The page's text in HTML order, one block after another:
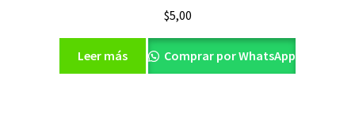
$5,00
Leer más Comprar por WhatsApp